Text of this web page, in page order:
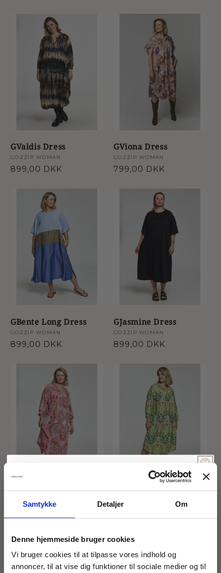
Samtykke Detaljer Om
Denne hjemmeside bruger cookies
Vi bruger cookies til at tilpasse vores indhold og
annoncer, til at vise dig funktioner til sociale medier og til
GValdis Dress
Forhandler:
GOZZIP WOMAN
Normalpris
899,00 DKK
GViona Dress
Forhandler:
GOZZIP WOMAN
Normalpris
799,00 DKK
GBente Long Dress
Forhandler:
GOZZIP WOMAN
Normalpris
899,00 DKK
GJasmine Dress
Forhandler:
GOZZIP WOMAN
Normalpris
899,00 DKK
Forhandler:
GOZZIP WOMAN
Normalpris
799,00 DKK
Forhandler:
GOZZIP WOMAN
Normalpris
799,00 DKK
Føler du dig heldig idag?
Fri fragt
-15% Rabat
-10% Rabat
-5% Rabat